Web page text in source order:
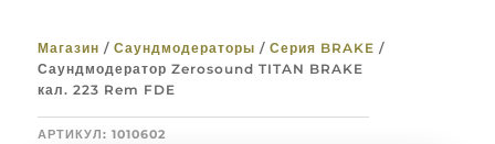
Магазин / Саундмодераторы / Серия BRAKE /
Саундмодератор Zerosound TITAN BRAKE
кал. 223 Rem FDE
АРТИКУЛ: 1010602